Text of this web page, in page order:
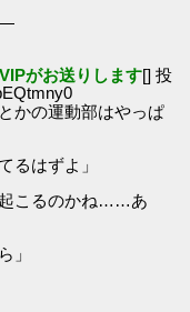
がお送りします[] 投
かの運動部はやっぱ
るはずよ」
起こるのかね……あ
」